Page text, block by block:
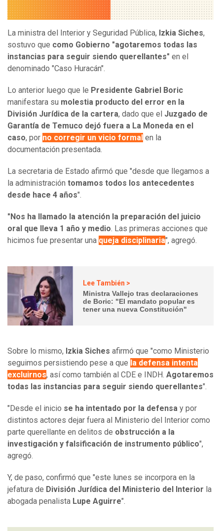
La ministra del Interior y Seguridad Pública, Izkia Siches,
sostuvo que como Gobierno "agotaremos todas las
instancias para seguir siendo querellantes" en el
denominado "Caso Huracán".
Lo anterior luego que le Presidente Gabriel Boric
manifestara su molestia producto del error en la
División Jurídica de la cartera, dado que el Juzgado de
Garantía de Temuco dejó fuera a La Moneda en el
caso, por no corregir un vicio formal en la
documentación presentada.
La secretaria de Estado afirmó que "desde que llegamos a
la administración tomamos todos los antecedentes
desde hace 4 años".
"Nos ha llamado la atención la preparación del juicio
oral que lleva 1 año y medio. Las primeras acciones que
hicimos fue presentar una queja disciplinaria", agregó.
Lee También >
Ministra Vallejo tras declaraciones
de Boric: "El mandato popular es
tener una nueva Constitución"
Sobre lo mismo, Izkia Siches afirmó que "como Ministerio
seguimos persistiendo pese a que la defensa intenta
excluirnos, así como también al CDE e INDH. Agotaremos
todas las instancias para seguir siendo querellantes".
"Desde el inicio se ha intentado por la defensa y por
distintos actores dejar fuera al Ministerio del Interior como
parte querellante en delitos de obstrucción a la
investigación y falsificación de instrumento público",
agregó.
Y, de paso, confirmó que "este lunes se incorpora en la
jefatura de División Jurídica del Ministerio del Interior la
abogada penalista Lupe Aguirre".